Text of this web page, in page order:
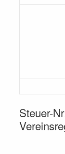
Steuer-